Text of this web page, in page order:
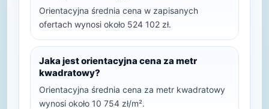
Orientacyjna średnia cena w zapisanych
ofertach wynosi około 524 102 zł.
Jaka jest orientacyjna cena za metr
kwadratowy?
Orientacyjna średnia cena za metr kwadratowy
wynosi około 10 754 zł/m².